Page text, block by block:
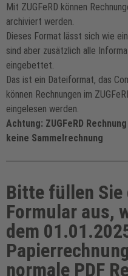
Mit ZUGFeRD können
archiviert werden.
Dieses Format lässt sich wie
sind aber zusätzlich alle
eingebettet.
Das ist ein Dateiformat, das
können Rechnungen im
eingelesen werden.
Achtung: ZUGFeRD
keine Sammelrechnung
Bitte füllen Sie
Formular aus,
dem
normale PDF